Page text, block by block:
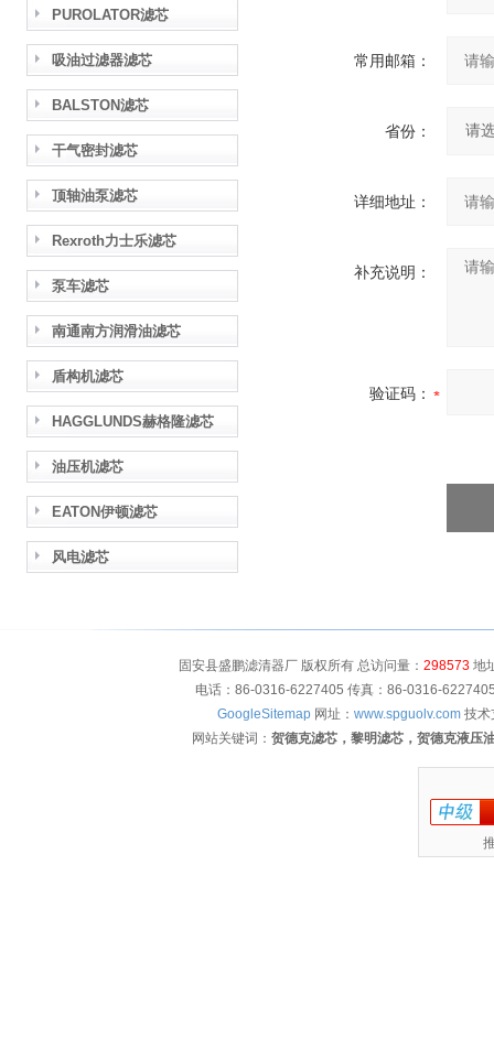
PUROLATOR滤芯
吸油过滤器滤芯
BALSTON滤芯
干气密封滤芯
顶轴油泵滤芯
Rexroth力士乐滤芯
泵车滤芯
南通南方润滑油滤芯
盾构机滤芯
HAGGLUNDS赫格隆滤芯
油压机滤芯
EATON伊顿滤芯
风电滤芯
常用邮箱：
省份：
详细地址：
补充说明：
验证码：
固安县盛鹏滤清器厂 版权所有 总访问量： 298573地
电话：86-0316-6227405 传真：86-0316-
GoogleSitemap 网址： www.spguolv.com 技术
网站关键词： 贺德克滤芯，黎明滤芯，贺德克液压